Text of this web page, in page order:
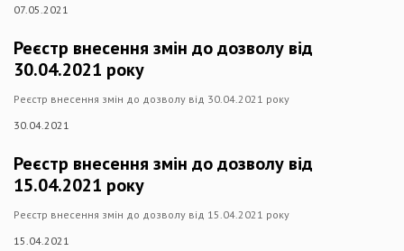
07.05.2021
Реєстр внесення змін до дозволу від
30.04.2021 року
Реєстр внесення змін до дозволу від 30.04.2021 року
30.04.2021
Реєстр внесення змін до дозволу від
15.04.2021 року
Реєстр внесення змін до дозволу від 15.04.2021 року
15.04.2021